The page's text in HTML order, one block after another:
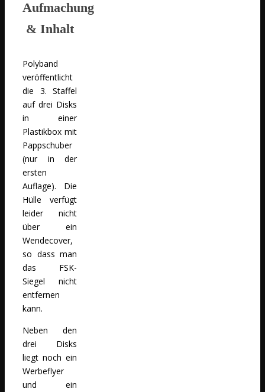
Aufmachung
& Inhalt
Polyband
veröffentlicht
die 3. Staffel
auf drei Disks
in einer
Plastikbox mit
Pappschuber
(nur in der
ersten
Auflage). Die
Hülle verfügt
leider nicht
über ein
Wendecover,
so dass man
das FSK-
Siegel nicht
entfernen
kann.
Neben den
drei Disks
liegt noch ein
Werbeflyer
und ein